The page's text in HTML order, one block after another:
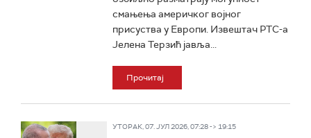
смањења америчког војног
присуства у Европи. Извештач РТС-а
Јелена Терзић јавља...
Прочитај
УТОРАК, 07. ЈУЛ 2026, 07:28 -> 19:15